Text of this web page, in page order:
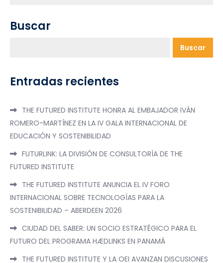
Buscar
Buscar
Entradas recientes
THE FUTURED INSTITUTE HONRA AL EMBAJADOR IVÁN
ROMERO-MARTÍNEZ EN LA IV GALA INTERNACIONAL DE
EDUCACIÓN Y SOSTENIBILIDAD
FUTURLINK: LA DIVISIÓN DE CONSULTORÍA DE THE
FUTURED INSTITUTE
THE FUTURED INSTITUTE ANUNCIA EL IV FORO
INTERNACIONAL SOBRE TECNOLOGÍAS PARA LA
SOSTENIBILIDAD – ABERDEEN 2026
CIUDAD DEL SABER: UN SOCIO ESTRATÉGICO PARA EL
FUTURO DEL PROGRAMA HÆDLINKS EN PANAMÁ
THE FUTURED INSTITUTE Y LA OEI AVANZAN DISCUSIONES